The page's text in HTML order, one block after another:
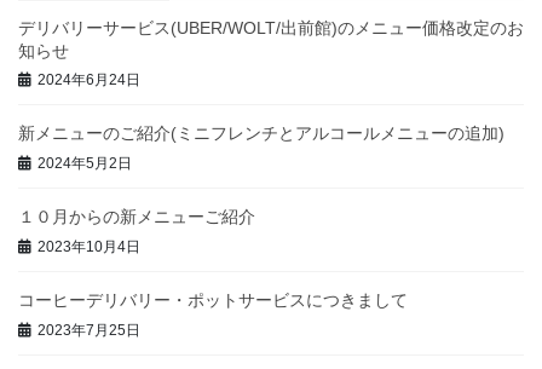
デリバリーサービス(UBER/WOLT/出前館)のメニュー価格改定のお
知らせ
2024年6月24日
新メニューのご紹介(ミニフレンチとアルコールメニューの追加)
2024年5月2日
１０月からの新メニューご紹介
2023年10月4日
コーヒーデリバリー・ポットサービスにつきまして
2023年7月25日